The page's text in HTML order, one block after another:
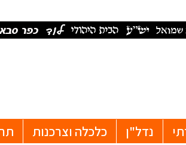
נדל"ן כלכלה וצרכנות